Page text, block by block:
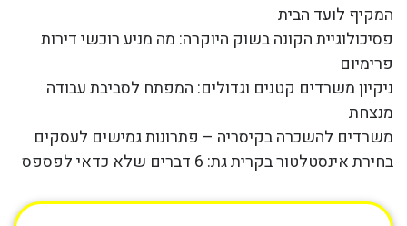
המקיף לועד הבית
פסיכולוגיית הקונה בשוק היוקרה: מה מניע רוכשי דירות
פרימיום
ניקיון משרדים קטנים וגדולים: המפתח לסביבת עבודה
מנצחת
משרדים להשכרה בקיסריה – פתרונות גמישים לעסקים
בחירת אינסטלטור בקרית גת: 6 דברים שלא כדאי לפספס